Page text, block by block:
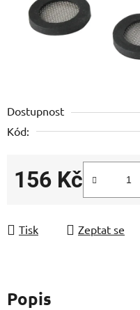
Dostupnost
Kód:
156 Kč
Tisk Zeptat se
Popis